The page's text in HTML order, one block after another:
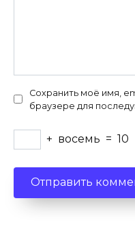
Сохранить моё имя,
браузере для
+ восемь = 10